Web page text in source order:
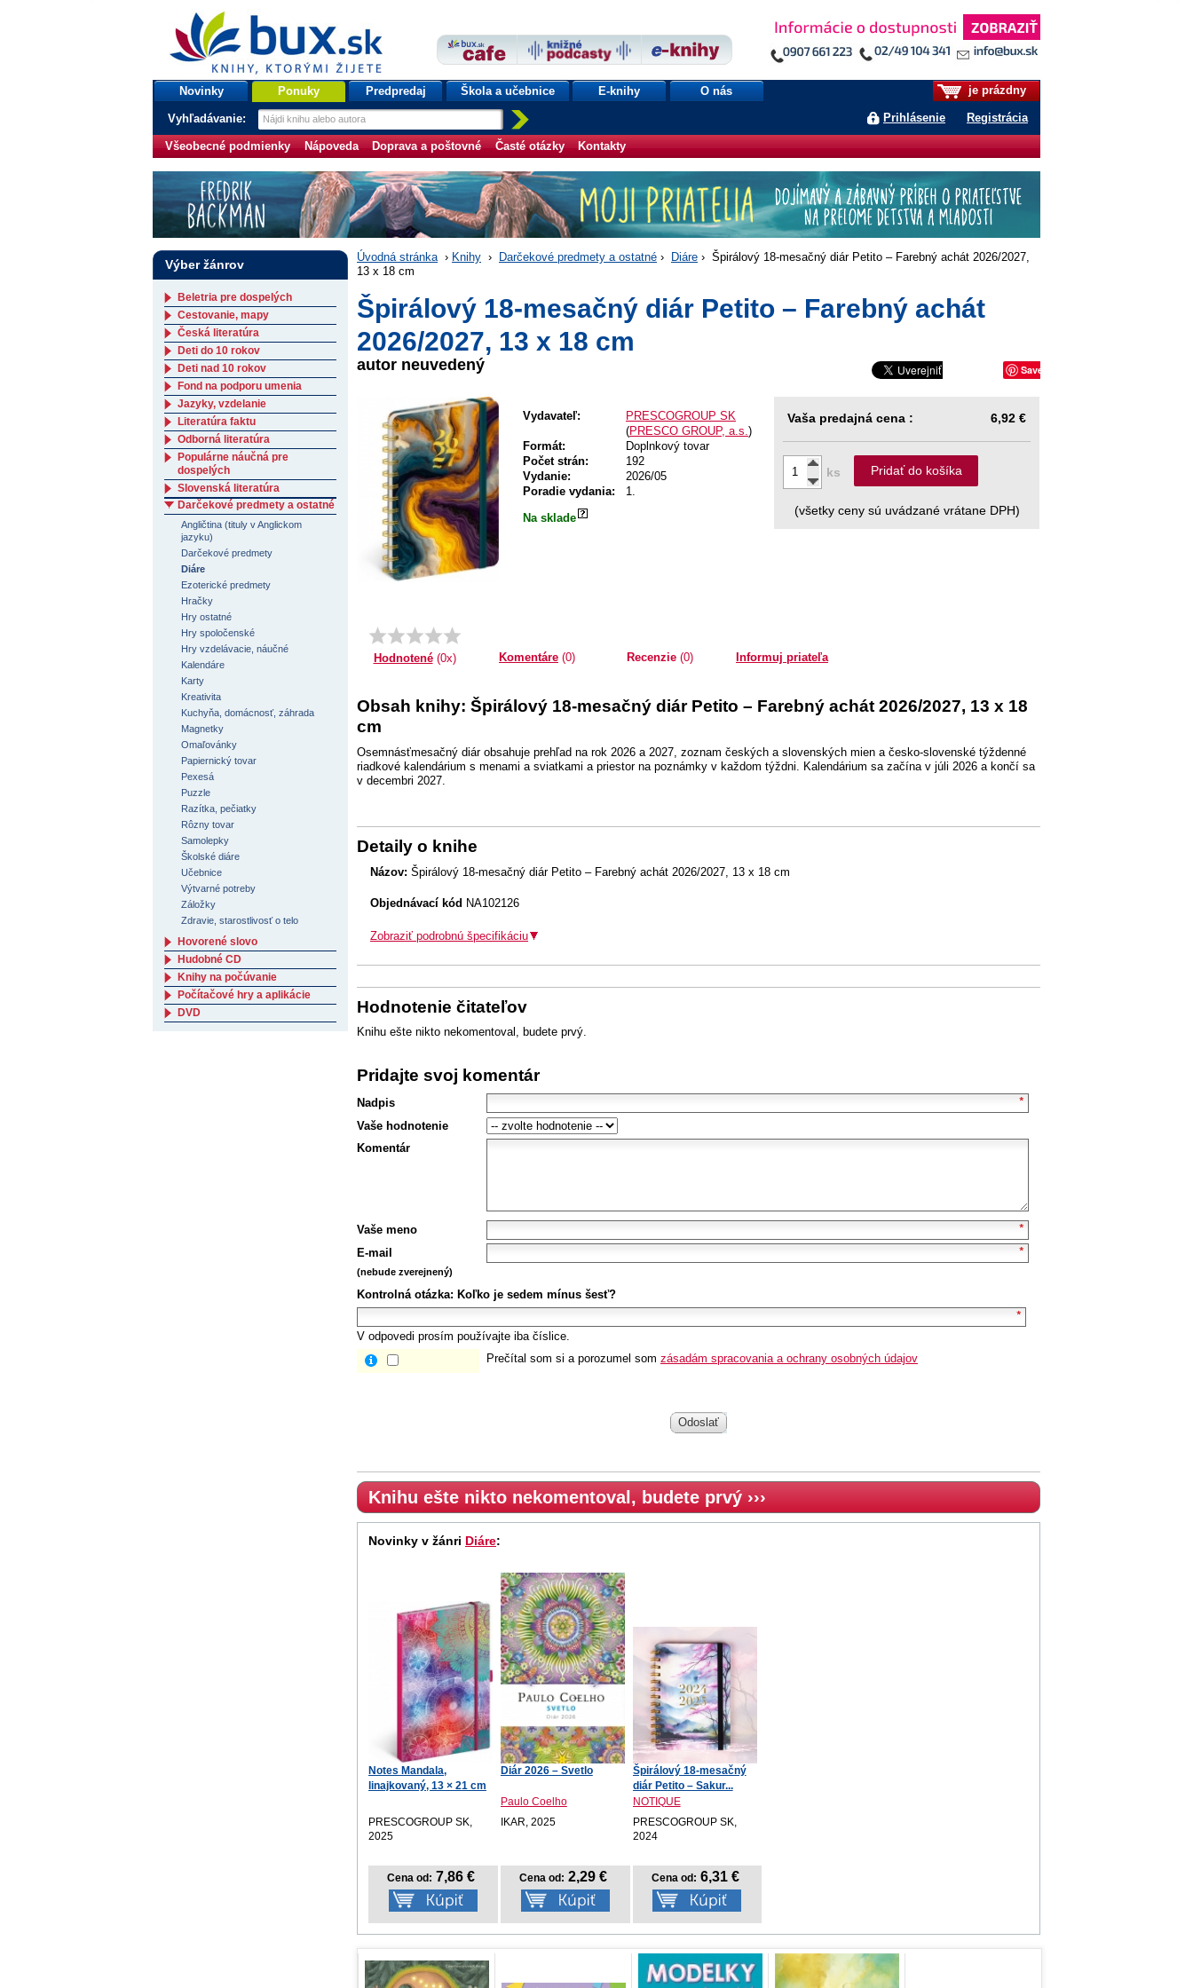
bux.sk
knihy, ktorými žijete
Úvodná stránka
je prázdny
Prihlásenie Registrácia
Novinky Ponuky Predpredaj Škola a učebnice E-knihy O nás
Vyhľadávanie:
Všeobecné podmienky Nápoveda Doprava a poštovné Časté otázky Kontakty
Úvodná stránka › Knihy › Darčekové predmety a ostatné › Diáre › Špirálový 18-mesačný diár Petito – Farebný achát 2026/2027,
13 x 18 cm
Špirálový 18-mesačný diár Petito – Farebný achát
2026/2027, 13 x 18 cm
autor neuvedený Save
Vydavateľ:
PRESCOGROUP SK
(PRESCO GROUP, a.s.)
Formát:
Doplnkový tovar
Počet strán:
192
Vydanie:
2026/05
Poradie vydania:
1.
Na sklade
Vaša predajná cena : 6,92 €
ks Pridať do košíka
(všetky ceny sú uvádzané vrátane DPH)
Hodnotené(0x) Komentáre (0) Recenzie(0) Informuj priateľa
Obsah knihy: Špirálový 18-mesačný diár Petito – Farebný achát 2026/2027, 13 x 18
cm
Osemnásťmesačný diár obsahuje prehľad na rok 2026 a 2027, zoznam českých a slovenských mien a česko-slovenské týždenné
riadkové kalendárium s menami a sviatkami a priestor na poznámky v každom týždni. Kalendárium sa začína v júli 2026 a končí sa
v decembri 2027.
Detaily o knihe
Názov: Špirálový 18-mesačný diár Petito – Farebný achát 2026/2027, 13 x 18 cm
Objednávací kód NA102126
Zobraziť podrobnú špecifikáciu
Hodnotenie čitateľov
Knihu ešte nikto nekomentoval, budete prvý.
Pridajte svoj komentár
Nadpis
Vaše hodnotenie
Komentár
Vaše meno
E-mail
(nebude zverejnený)
Kontrolná otázka: Koľko je sedem mínus šesť?
V odpovedi prosím používajte iba číslice.
Prečítal som si a porozumel som zásadám spracovania a ochrany osobných údajov
Odoslať
Knihu ešte nikto nekomentoval, budete prvý ›››
Novinky v žánri Diáre:
Notes Mandala,
linajkovaný, 13 × 21 cm
PRESCOGROUP SK,
2025
Cena od: 7,86 €
Diár 2026 – Svetlo
Paulo Coelho
IKAR, 2025
Cena od: 2,29 €
Špirálový 18-mesačný
diár Petito – Sakur...
NOTIQUE
PRESCOGROUP SK,
2024
Cena od: 6,31 €
Výber žánrov
Beletria pre dospelých
Cestovanie, mapy
Česká literatúra
Deti do 10 rokov
Deti nad 10 rokov
Fond na podporu umenia
Jazyky, vzdelanie
Literatúra faktu
Odborná literatúra
Populárne náučná pre
dospelých
Slovenská literatúra
Darčekové predmety a ostatné
Angličtina (tituly v Anglickom
jazyku)
Darčekové predmety
Diáre
Ezoterické predmety
Hračky
Hry ostatné
Hry spoločenské
Hry vzdelávacie, náučné
Kalendáre
Karty
Kreativita
Kuchyňa, domácnosť, záhrada
Magnetky
Omaľovánky
Papiernický tovar
Pexesá
Puzzle
Razítka, pečiatky
Rôzny tovar
Samolepky
Školské diáre
Učebnice
Výtvarné potreby
Záložky
Zdravie, starostlivosť o telo
Hovorené slovo
Hudobné CD
Knihy na počúvanie
Počítačové hry a aplikácie
DVD